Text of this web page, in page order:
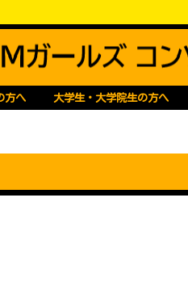
方へ 大学生・大学院生の方へ